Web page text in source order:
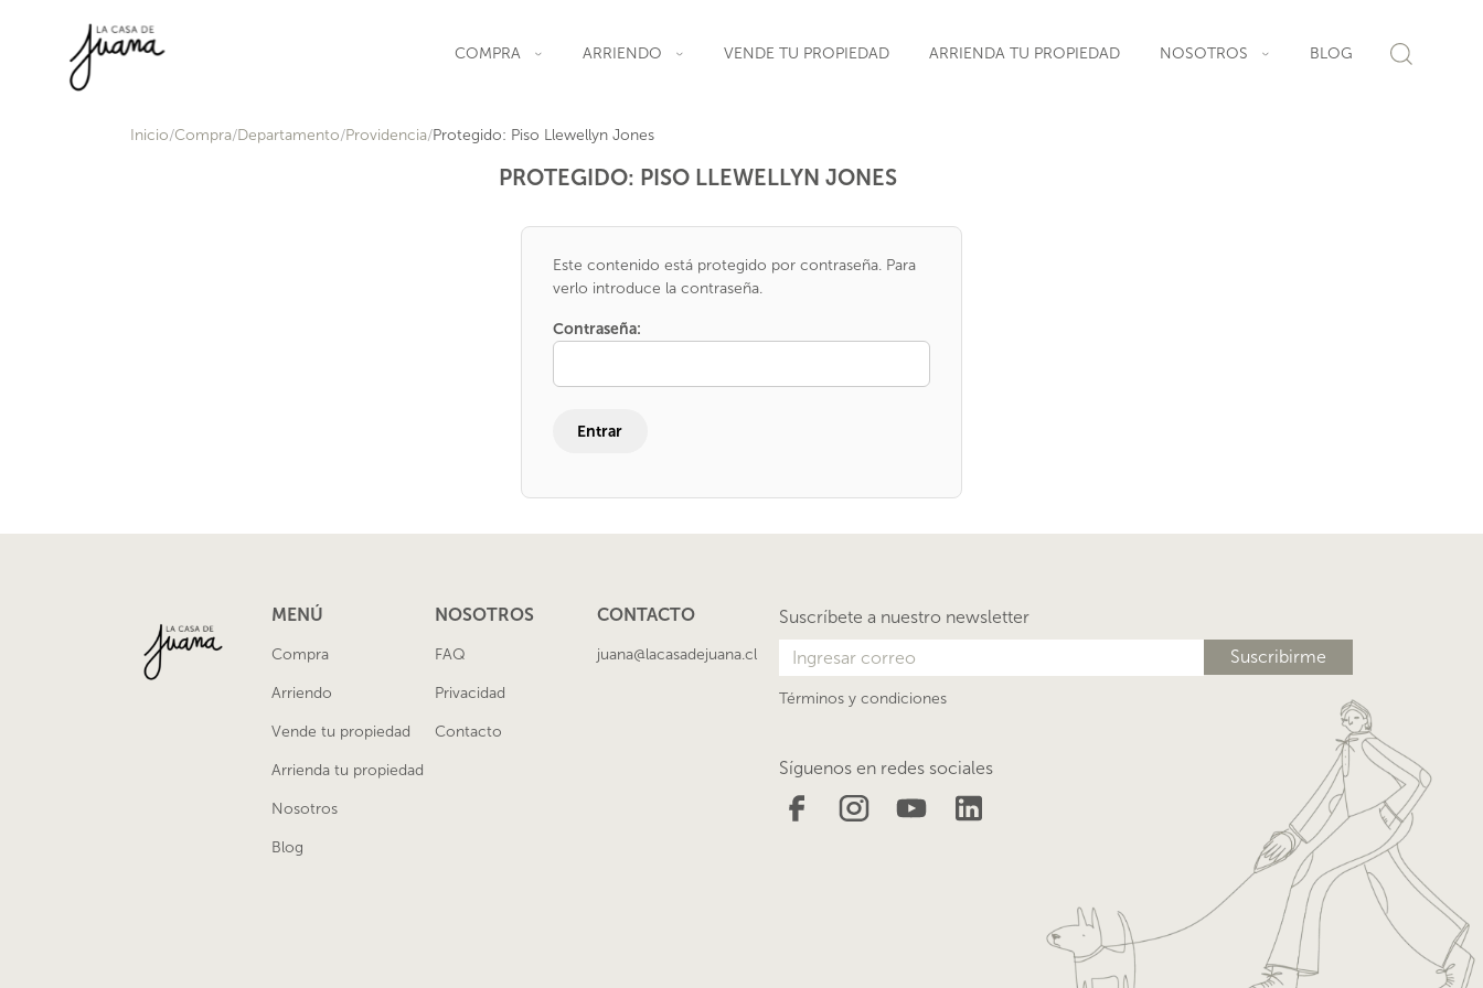
COMPRA ARRIENDO VENDE TU PROPIEDAD ARRIENDA TU PROPIEDAD NOSOTROS BLOG
Inicio Compra Departamento Providencia Protegido: Piso Llewellyn Jones
PROTEGIDO: PISO LLEWELLYN JONES
Este contenido está protegido por contraseña. Para
verlo introduce la contraseña.
Contraseña:
MENÚ
Compra
Arriendo
Vende tu propiedad
Arrienda tu propiedad
Nosotros
Blog
NOSOTROS
FAQ
Privacidad
Contacto
CONTACTO
juana@lacasadejuana.cl
Suscríbete a nuestro newsletter
Términos y condiciones
Síguenos en redes sociales